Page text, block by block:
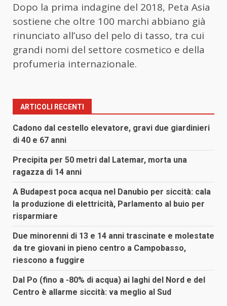
Dopo la prima indagine del 2018, Peta Asia
sostiene che oltre 100 marchi abbiano già
rinunciato all’uso del pelo di tasso, tra cui
grandi nomi del settore cosmetico e della
profumeria internazionale.
ARTICOLI RECENTI
Cadono dal cestello elevatore, gravi due giardinieri
di 40 e 67 anni
Precipita per 50 metri dal Latemar, morta una
ragazza di 14 anni
A Budapest poca acqua nel Danubio per siccità: cala
la produzione di elettricità, Parlamento al buio per
risparmiare
Due minorenni di 13 e 14 anni trascinate e molestate
da tre giovani in pieno centro a Campobasso,
riescono a fuggire
Dal Po (fino a -80% di acqua) ai laghi del Nord e del
Centro è allarme siccità: va meglio al Sud